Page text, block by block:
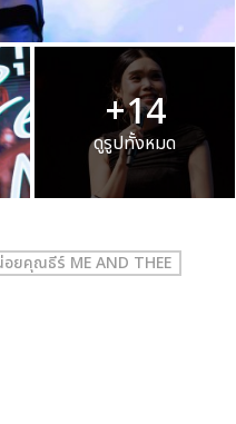
+14
ดูรูปทั้งหมด
ยคุณธีร์ ME AND THEE